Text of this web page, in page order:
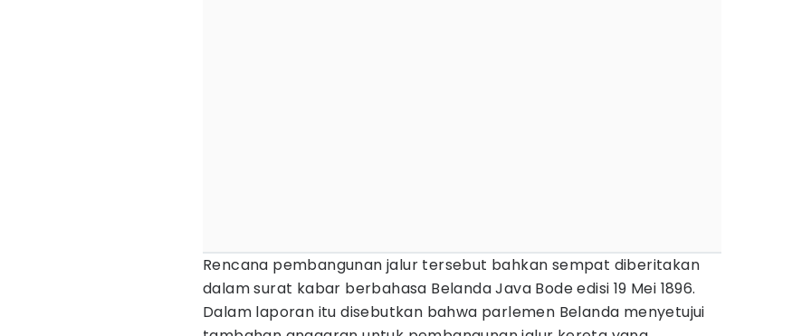
Rencana pembangunan jalur tersebut bahkan sempat diberitakan
dalam surat kabar berbahasa Belanda Java Bode edisi 19 Mei 1896.
Dalam laporan itu disebutkan bahwa parlemen Belanda menyetujui